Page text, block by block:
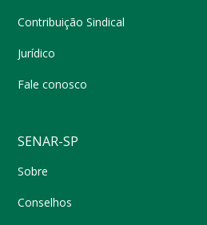
Contribuição Sindical
Jurídico
Fale conosco
SENAR-SP
Sobre
Conselhos